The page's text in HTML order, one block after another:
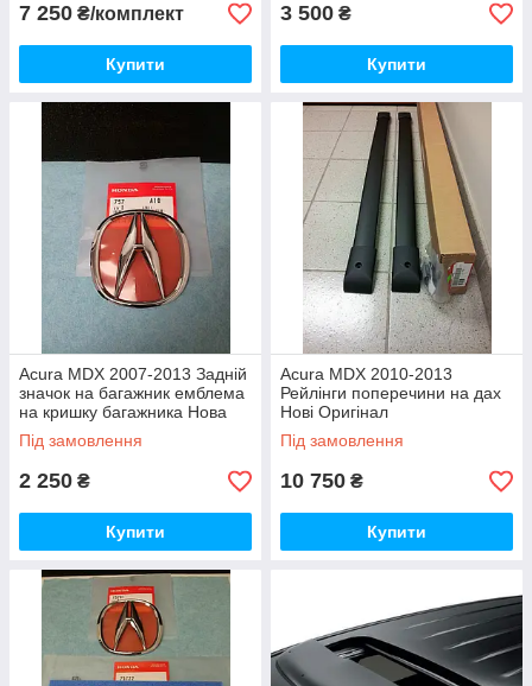
7 250 ₴/комплект
Купити
3 500 ₴
Купити
Acura MDX 2007-2013 Задній
значок на багажник емблема
на кришку багажника Нова
Оригінал
Під замовлення
2 250 ₴
Купити
Acura MDX 2010-2013
Рейлінги поперечини на дах
Нові Оригінал
Під замовлення
10 750 ₴
Купити